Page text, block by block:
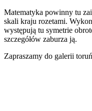
Matematyka powinny tu
skali kraju rozetami.
występują tu symetrie
szczegółów zaburza ją.
Zapraszamy do galerii